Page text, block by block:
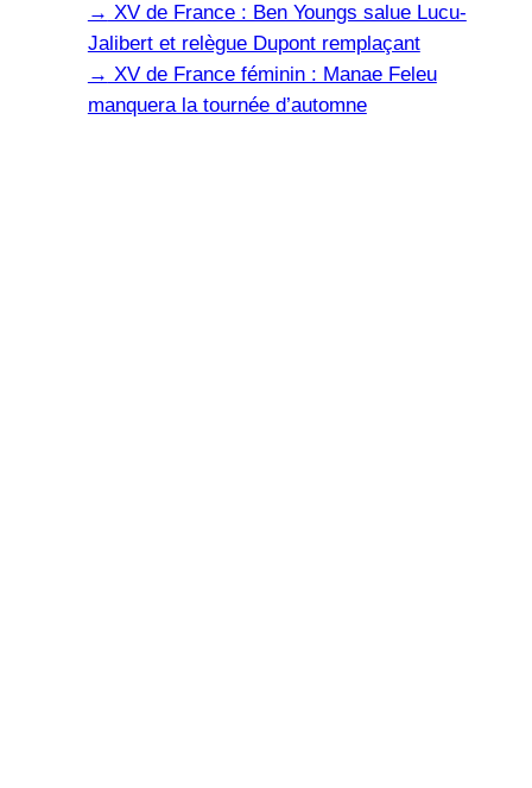
→ XV de France : Ben Youngs salue Lucu-
Jalibert et relègue Dupont remplaçant
→ XV de France féminin : Manae Feleu
manquera la tournée d’automne